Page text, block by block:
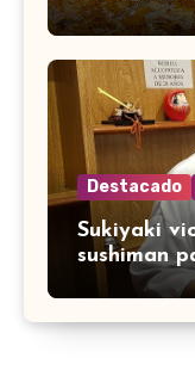
Destacado
Sukiyaki
sushiman